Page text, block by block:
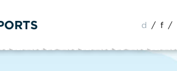
d / f /